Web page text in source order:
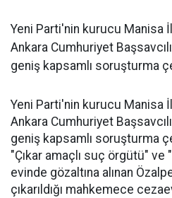
Yeni Parti'nin kurucu Manisa
Ankara Cumhuriyet
geniş kapsamlı soruşturma
Yeni Parti'nin kurucu Manisa
Ankara Cumhuriyet
geniş kapsamlı soruşturma
"Çıkar amaçlı suç örgütü" ve
evinde gözaltına alınan
çıkarıldığı mahkemece